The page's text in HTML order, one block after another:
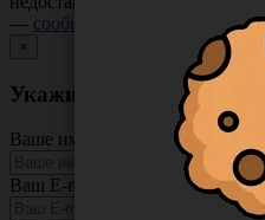
— сообщите нам
×
Укажите неточность в
Ваше имя
Ваш E-mail